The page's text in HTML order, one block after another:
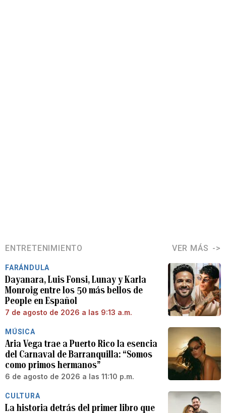
ENTRETENIMIENTO VER MÁS
FARÁNDULA
Dayanara, Luis Fonsi, Lunay y Karla
Monroig entre los 50 más bellos de
People en Español
7 de agosto de 2026 a las 9:13 a.m.
MÚSICA
Aria Vega trae a Puerto Rico la esencia
del Carnaval de Barranquilla: “Somos
como primos hermanos”
6 de agosto de 2026 a las 11:10 p.m.
CULTURA
La historia detrás del primer libro que